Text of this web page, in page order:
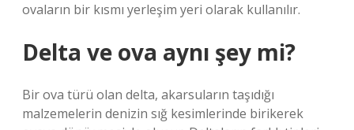
ovaların bir kısmı yerleşim yeri olarak kullanılır.
Delta ve ova aynı şey mi?
Bir ova türü olan delta, akarsuların taşıdığı
malzemelerin denizin sığ kesimlerinde birikerek